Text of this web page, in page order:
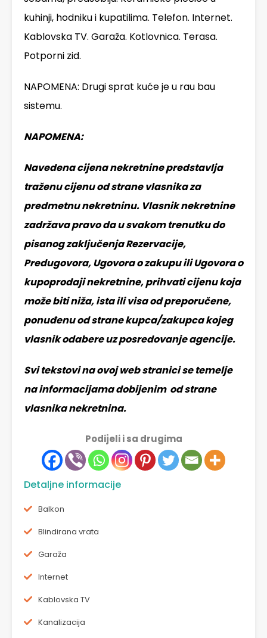
kuhinji, hodniku i kupatilima. Telefon. Internet.
Kablovska TV. Garaža. Kotlovnica. Terasa.
Potporni zid.
NAPOMENA: Drugi sprat kuće je u rau bau
sistemu.
NAPOMENA:
Navedena cijena nekretnine predstavlja
traženu cijenu od strane vlasnika za
predmetnu nekretninu. Vlasnik nekretnine
zadržava pravo da u svakom trenutku do
pisanog zaključenja Rezervacije,
Predugovora, Ugovora o zakupu ili Ugovora o
kupoprodaji nekretnine, prihvati cijenu koja
može biti niža, ista ili visa od preporučene,
ponuđenu od strane kupca/zakupca kojeg
vlasnik odabere uz posredovanje agencije.
Svi tekstovi na ovoj web stranici se temelje
na informacijama dobijenim od strane
vlasnika nekretnina.
Podijeli i sa drugima
Detaljne informacije
Balkon
Blindirana vrata
Garaža
Internet
Kablovska TV
Kanalizacija